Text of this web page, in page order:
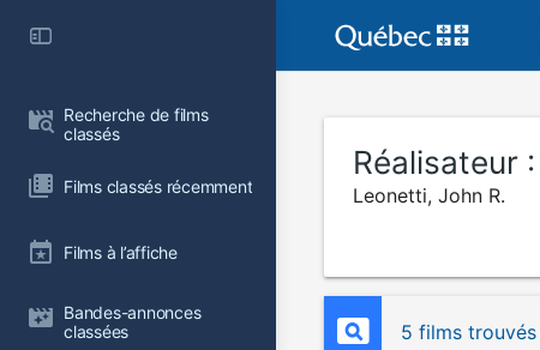
Recherche de films
classés
Films classés récemment
Films à l’affiche
Bandes-annonces
classées
Réalisateur :
Leonetti, John R.
5 films trouvés